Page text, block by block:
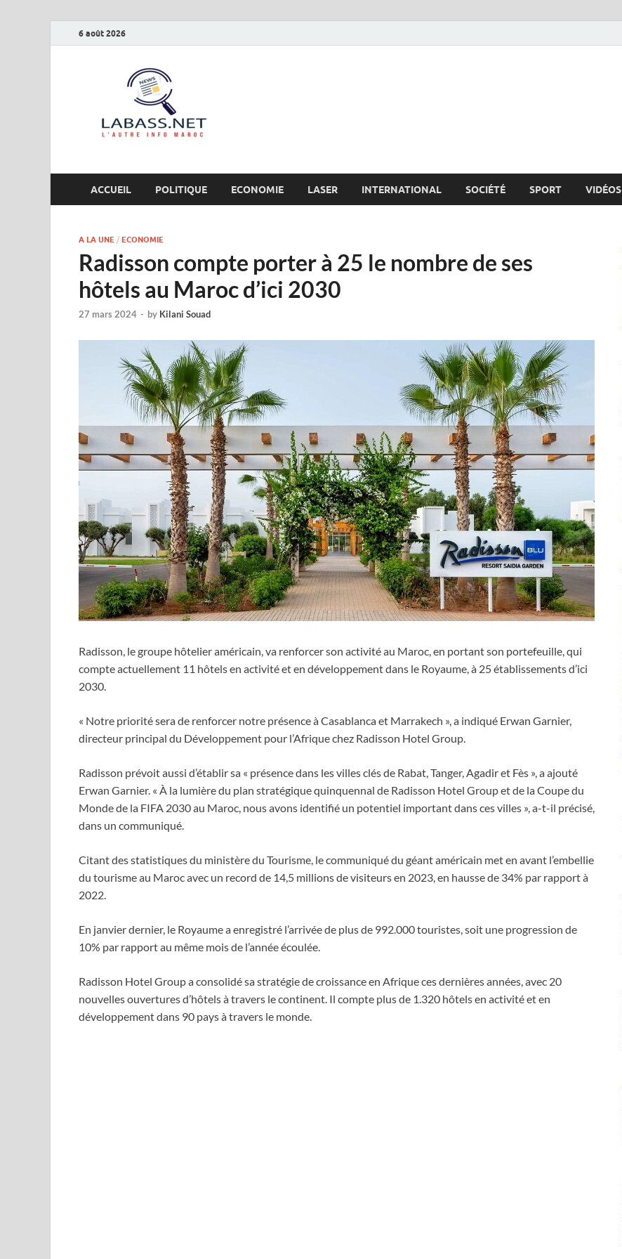
6 août 2026
ACCUEIL POLITIQUE ECONOMIE LASER INTERNATIONAL SOCIÉTÉ SPORT VIDÉOS
A LA UNE / ECONOMIE
Radisson compte porter à 25 le nombre de ses
hôtels au Maroc d’ici 2030
27 mars 2024 - by Kilani Souad
Radisson, le groupe hôtelier américain, va renforcer son activité au Maroc, en portant son portefeuille, qui
compte actuellement 11 hôtels en activité et en développement dans le Royaume, à 25 établissements d’ici
2030.
« Notre priorité sera de renforcer notre présence à Casablanca et Marrakech », a indiqué Erwan Garnier,
directeur principal du Développement pour l’Afrique chez Radisson Hotel Group.
Radisson prévoit aussi d’établir sa « présence dans les villes clés de Rabat, Tanger, Agadir et Fès », a ajouté
Erwan Garnier. « À la lumière du plan stratégique quinquennal de Radisson Hotel Group et de la Coupe du
Monde de la FIFA 2030 au Maroc, nous avons identifié un potentiel important dans ces villes », a-t-il précisé,
dans un communiqué.
Citant des statistiques du ministère du Tourisme, le communiqué du géant américain met en avant l’embellie
du tourisme au Maroc avec un record de 14,5 millions de visiteurs en 2023, en hausse de 34% par rapport à
2022.
En janvier dernier, le Royaume a enregistré l’arrivée de plus de 992.000 touristes, soit une progression de
10% par rapport au même mois de l’année écoulée.
Radisson Hotel Group a consolidé sa stratégie de croissance en Afrique ces dernières années, avec 20
nouvelles ouvertures d’hôtels à travers le continent. Il compte plus de 1.320 hôtels en activité et en
développement dans 90 pays à travers le monde.